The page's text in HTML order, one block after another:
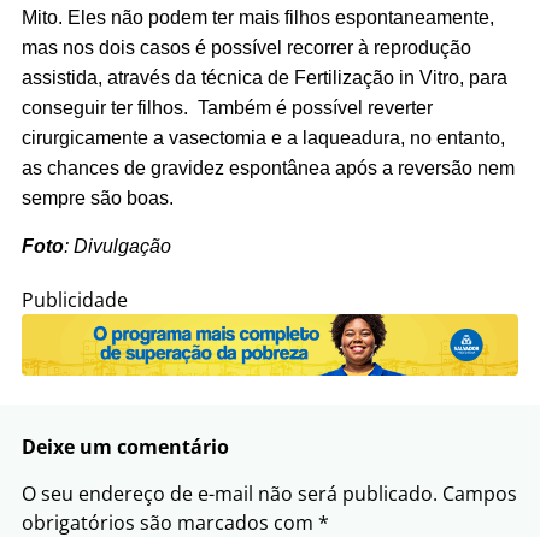
Mito. Eles não podem ter mais filhos espontaneamente,
mas nos dois casos é possível recorrer à reprodução
assistida, através da técnica de Fertilização in Vitro, para
conseguir ter filhos. Também é possível reverter
cirurgicamente a vasectomia e a laqueadura, no entanto,
as chances de gravidez espontânea após a reversão nem
sempre são boas.
Foto: Divulgação
Publicidade
Deixe um comentário
O seu endereço de e-mail não será publicado. Campos
obrigatórios são marcados com *